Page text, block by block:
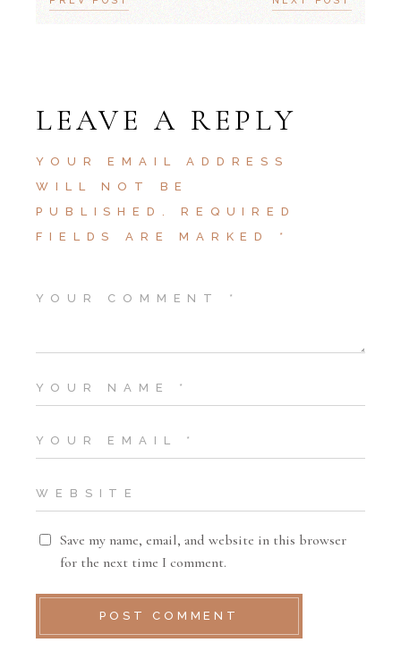
LEAVE A REPLY
YOUR EMAIL ADDRESS
WILL NOT BE
PUBLISHED.
REQUIRED
FIELDS ARE MARKED *
Save my name, email, and website in this browser
for the next time I comment.
POST COMMENT